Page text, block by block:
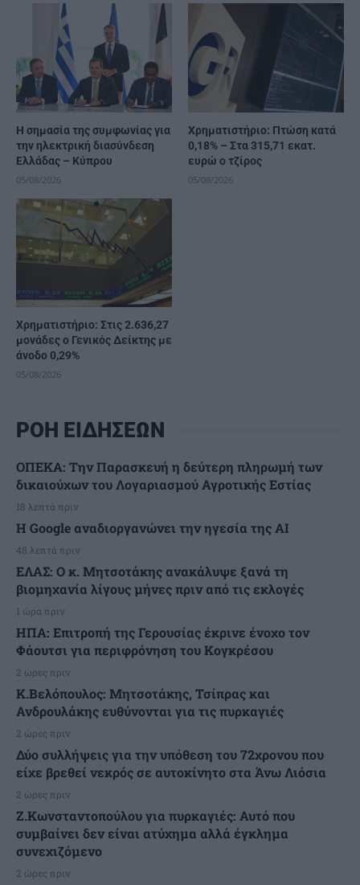
H σημασία της συμφωνίας για
την ηλεκτρική διασύνδεση
Ελλάδας – Κύπρου
05/08/2026
Χρηματιστήριο: Πτώση κατά
0,18% – Στα 315,71 εκατ.
ευρώ ο τζίρος
05/08/2026
Χρηματιστήριο: Στις 2.636,27
μονάδες ο Γενικός Δείκτης με
άνοδο 0,29%
05/08/2026
ΡΟΗ ΕΙΔΗΣΕΩΝ
ΟΠΕΚΑ: Την Παρασκευή η δεύτερη πληρωμή των
δικαιούχων του Λογαριασμού Αγροτικής Εστίας
18 λεπτά πριν
H Google αναδιοργανώνει την ηγεσία της AI
48 λεπτά πριν
ΕΛΑΣ: Ο κ. Μητσοτάκης ανακάλυψε ξανά τη
βιομηχανία λίγους μήνες πριν από τις εκλογές
1 ώρα πριν
ΗΠΑ: Επιτροπή της Γερουσίας έκρινε ένοχο τον
Φάουτσι για περιφρόνηση του Κογκρέσου
2 ώρες πριν
K.Βελόπουλος: Μητσοτάκης, Τσίπρας και
Ανδρουλάκης ευθύνονται για τις πυρκαγιές
2 ώρες πριν
Δύο συλλήψεις για την υπόθεση του 72χρονου που
είχε βρεθεί νεκρός σε αυτοκίνητο στα Άνω Λιόσια
2 ώρες πριν
Ζ.Κωνσταντοπούλου για πυρκαγιές: Αυτό που
συμβαίνει δεν είναι ατύχημα αλλά έγκλημα
συνεχιζόμενο
2 ώρες πριν